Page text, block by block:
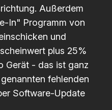
Außerdem
In" Programm von
und
plus 25%
Gerät - das ist ganz
fehlenden
Software-Update